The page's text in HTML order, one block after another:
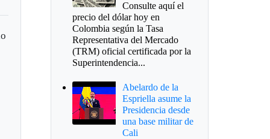
Consulte aquí el
precio del dólar hoy en
Colombia según la Tasa
Representativa del Mercado
(TRM) oficial certificada por la
Superintendencia...
Abelardo de la
Espriella asume la
Presidencia desde
una base militar de
Cali